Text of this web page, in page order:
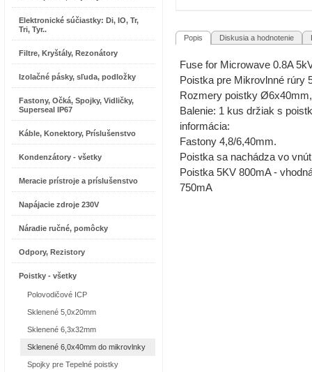
Elektronické súčiastky: Di, IO, Tr,
Tri, Tyr..
Filtre, Kryštály, Rezonátory
Izolačné pásky, sľuda, podložky
Fastony, Očká, Spojky, Vidličky,
Superseal IP67
Káble, Konektory, Príslušenstvo
Kondenzátory - všetky
Meracie prístroje a príslušenstvo
Napájacie zdroje 230V
Náradie ručné, pomôcky
Odpory, Rezistory
Poistky - všetky
Polovodičové ICP
Sklenené 5,0x20mm
Sklenené 6,3x32mm
Sklenené 6,0x40mm do mikrovlnky
Spojky pre Tepelné poistky
Popis Diskusia a hodnotenie
Fuse for Microwave 0.8A
Poistka pre Mikrovlnné rúry
Rozmery poistky
Balenie: 1 kus držiak s
informácia:
Fastony 4,8/6,40mm.
Poistka sa nachádza vo
Poistka 5KV 800mA -
750mA